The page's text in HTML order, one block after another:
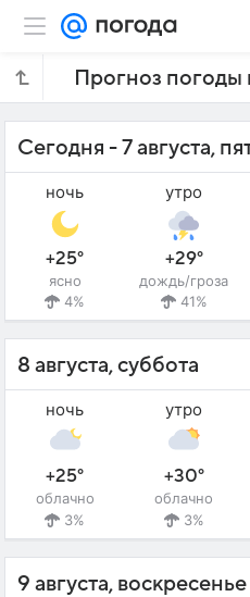
Прогноз погоды
Сегодня - 7 августа,
ночь
+25°
ясно
4%
утро
+29°
дождь/гроза
41%
8 августа, суббота
ночь
+25°
облачно
3%
утро
+30°
облачно
3%
9 августа, воскресенье